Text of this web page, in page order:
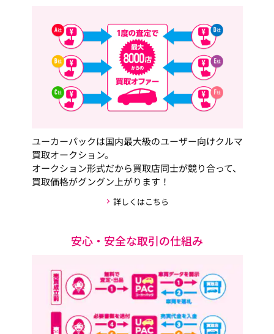
ユーカーパックは国内最大級のユーザー向けクルマ
買取オークション。
オークション形式だから買取店同士が競り合って、
買取価格がグングン上がります！
詳しくはこちら
安心・安全な取引の仕組み